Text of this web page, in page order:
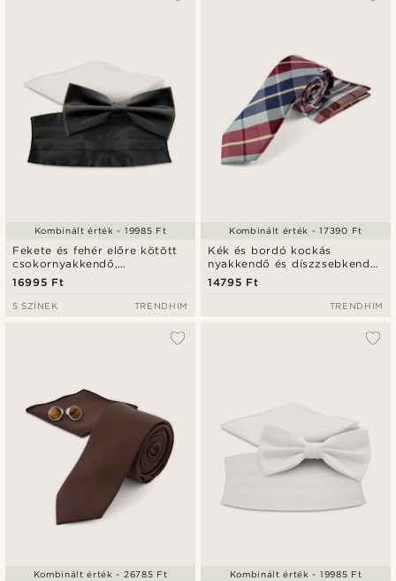
Fekete és fehér előre kötött
csokornyakkendő,
díszzsebkendő és övkendő
szett
16995 Ft
Kombinált érték - 19985 Ft
5 SZÍNEK TRENDHIM
Kék és bordó kockás
nyakkendő és díszzsebkendő
szett
14795 Ft
Kombinált érték - 17390 Ft
TRENDHIM
Kombinált érték - 26785 Ft Kombinált érték - 19985 Ft